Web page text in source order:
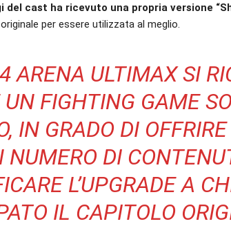
cast ha ricevuto una propria versione
per essere utilizzata al meglio.
ARENA ULTIMAX SI
UN FIGHTING GAME
IN GRADO DI
NUMERO DI
L’UPGRADE A
IL CAPITOLO